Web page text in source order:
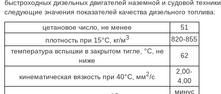
быстроходных дизельных двигателей наземной и судовой техники
следующие значения показателей качества дизельного топлива:
цетановое число, не менее
51
плотность при 15°С, кг/м3
820-855
температура вспышки в закрытом тигле, °С, не
ниже
62
кинематическая вязкость при 40°С, мм2/с
2,00-
4,00
минус